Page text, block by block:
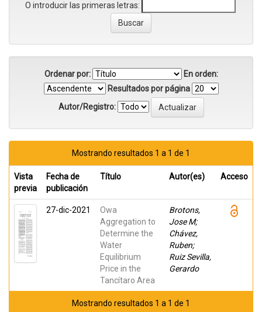
O introducir las primeras letras:
Ordenar por:
En orden:
Resultados por página
Autor/Registro:
Mostrando resultados 1 a 1 de 1
Vista
previa
Fecha de
publicación
Título Autor(es) Acceso
27-dic-2021
Owa
Aggregation to
Determine the
Water
Equilibrium
Price in the
Tancítaro Area
Brotons,
Jose M;
Chávez,
Ruben;
Ruiz Sevilla,
Gerardo
Mostrando resultados 1 a 1 de 1